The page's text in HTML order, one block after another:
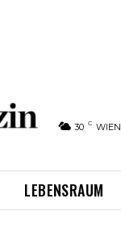
30 C WIEN
LEBENSRAUM